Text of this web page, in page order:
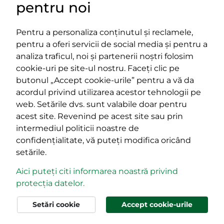
Impressum
Termeni și condiții
Platforma PPE
400029 Cluj-Napoca,
strada Cardinal Iuliu Hossu, nr.
41
tel/fax:0723 250 321
email:office@rmdsz.ro
400489 Cluj-Napoca,
strada Republicii, nr.
60
tel/fax:0264 590 758
email:
© rmdsz.ro 2026
pentru noi
Pentru a personaliza conținutul și reclamele,
pentru a oferi servicii de social media și pentru a
analiza traficul, noi și partenerii noștri folosim
cookie-uri pe site-ul nostru. Faceți clic pe
butonul „Accept cookie-urile” pentru a vă da
acordul privind utilizarea acestor tehnologii pe
web. Setările dvs. sunt valabile doar pentru
acest site. Revenind pe acest site sau prin
intermediul politicii noastre de
confidențialitate, vă puteți modifica oricând
setările.
Aici puteți citi informarea noastră privind
protecția datelor.
Setări cookie Accept cookie-urile